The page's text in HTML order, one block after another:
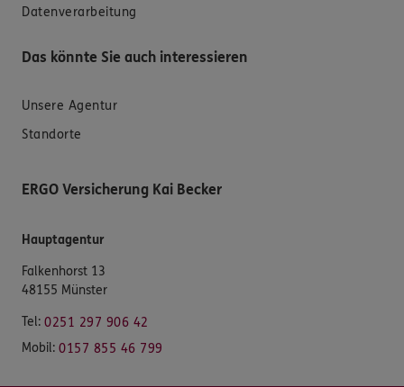
Datenverarbeitung
Das könnte Sie auch interessieren
Unsere Agentur
Standorte
ERGO Versicherung Kai Becker
Hauptagentur
Falkenhorst 13
48155 Münster
Tel: 0251 297 906 42
Mobil: 0157 855 46 799